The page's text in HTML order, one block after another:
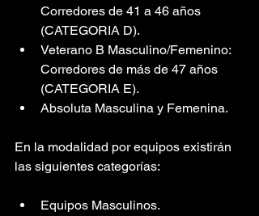
Corredores de 41 a 46 años
(CATEGORIA D).
Veterano B Masculino/Femenino:
Corredores de más de 47 años
(CATEGORIA E).
Absoluta Masculina y Femenina.
En la modalidad por equipos existirán
las siguientes categorías:
Equipos Masculinos.